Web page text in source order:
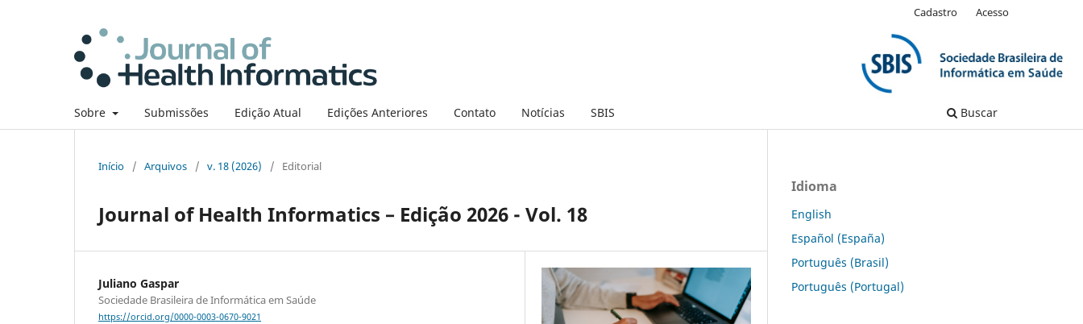
Sobre Submissões Edição Atual Edições Anteriores Contato Notícias SBIS Buscar
Cadastro Acesso
Início / Arquivos / v. 18 (2026) / Editorial
Journal of Health Informatics – Edição 2026 - Vol. 18
Juliano Gaspar
Sociedade Brasileira de Informática em Saúde
https://orcid.org/0000-0003-0670-9021
Idioma
English
Español (España)
Português (Brasil)
Português (Portugal)